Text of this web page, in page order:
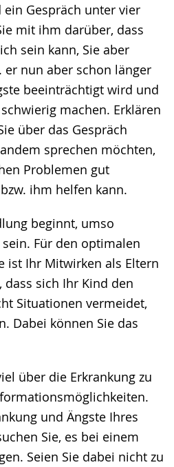
Gespräch unter vier
mit ihm darüber, dass
sein kann, Sie aber
er nun aber schon länger
beeinträchtigt wird und
machen. Erklären
über das Gespräch
sprechen möchten,
Problemen gut
ihm helfen kann.
beginnt, umso
Für den optimalen
ist Ihr Mitwirken als Eltern
sich Ihr Kind den
Situationen vermeidet,
Dabei können Sie das
über die Erkrankung zu
und Ängste Ihres
Sie, es bei einem
Seien Sie dabei nicht zu